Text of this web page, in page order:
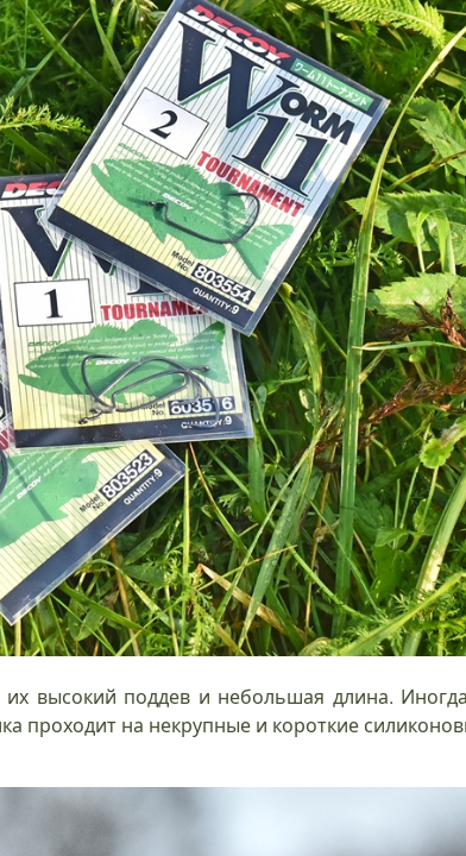
их высокий поддев и небольшая длина.
проходит на некрупные и короткие